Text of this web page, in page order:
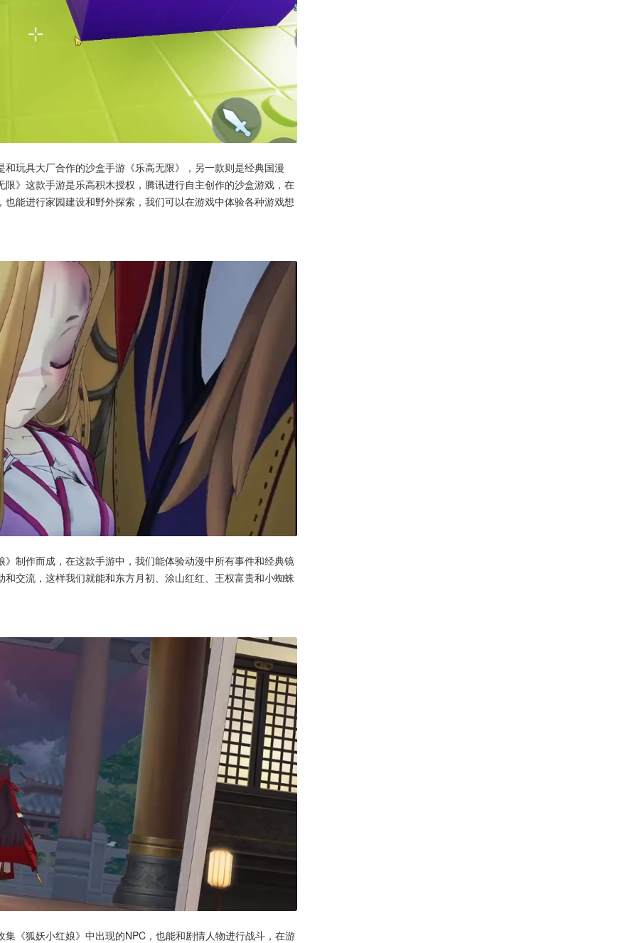
玩具大厂合作的沙盒手游《乐高无限》，另一款则是经典国漫
》这款手游是乐高积木授权，腾讯进行自主创作的沙盒游戏，在
能进行家园建设和野外探索，我们可以在游戏中体验各种游戏想
制作而成，在这款手游中，我们能体验动漫中所有事件和经典镜
交流，这样我们就能和东方月初、涂山红红、王权富贵和小蜘蛛
《狐妖小红娘》中出现的NPC，也能和剧情人物进行战斗，在游